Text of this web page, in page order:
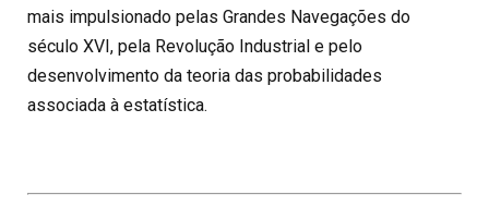
mais impulsionado pelas Grandes Navegações do
século XVI, pela Revolução Industrial e pelo
desenvolvimento da teoria das probabilidades
associada à estatística.